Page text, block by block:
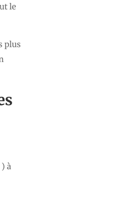
le
plus
à